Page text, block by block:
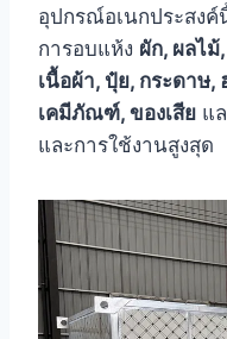
อุปกรณ์อเนกประสง
การอบแห้ง ผัก, ผลไ
เนื้อผ้า, ปุ๋ย, กระดาษ
เคมีภัณฑ์, ของเสีย แ
และการใช้งานสูงสุด